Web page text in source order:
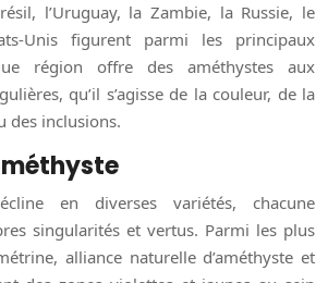
l’Uruguay, la Zambie, la Russie, le
Unis figurent parmi les principaux
région offre des améthystes aux
qu’il s’agisse de la couleur, de la
des inclusions.
en diverses variétés, chacune
singularités et vertus. Parmi les plus
alliance naturelle d’améthyste et